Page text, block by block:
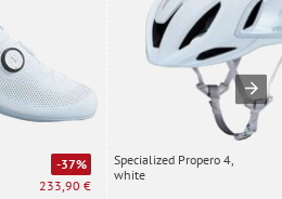
-37%
233,90 €
Specialized Propero 4,
white